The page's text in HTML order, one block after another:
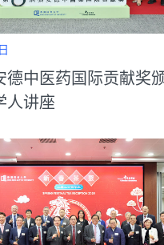
德中医药国际贡献奖
人讲座